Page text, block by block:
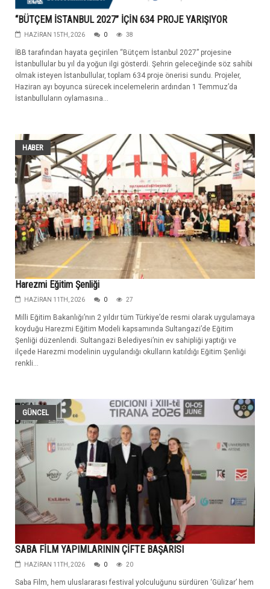
“BÜTÇEM İSTANBUL 2027” İÇİN 634 PROJE YARIŞIYOR
HAZIRAN 15TH, 2026 0 38
İBB tarafından hayata geçirilen “Bütçem İstanbul 2027” projesine
İstanbullular bu yıl da yoğun ilgi gösterdi. Şehrin geleceğinde söz sahibi
olmak isteyen İstanbullular, toplam 634 proje önerisi sundu. Projeler,
Haziran ayı boyunca sürecek incelemelerin ardından 1 Temmuz’da
İstanbulluların oylamasına...
HABER
Harezmi Eğitim Şenliği
HAZIRAN 11TH, 2026 0 27
Milli Eğitim Bakanlığı’nın 2 yıldır tüm Türkiye’de resmi olarak uygulamaya
koyduğu Harezmi Eğitim Modeli kapsamında Sultangazi’de Eğitim
Şenliği düzenlendi. Sultangazi Belediyesi’nin ev sahipliği yaptığı ve
ilçede Harezmi modelinin uygulandığı okulların katıldığı Eğitim Şenliği
renkli...
GÜNCEL
SABA FİLM YAPIMLARININ ÇİFTE BAŞARISI
HAZIRAN 11TH, 2026 0 20
Saba Film, hem uluslararası festival yolculuğunu sürdüren ‘Gülizar’ hem